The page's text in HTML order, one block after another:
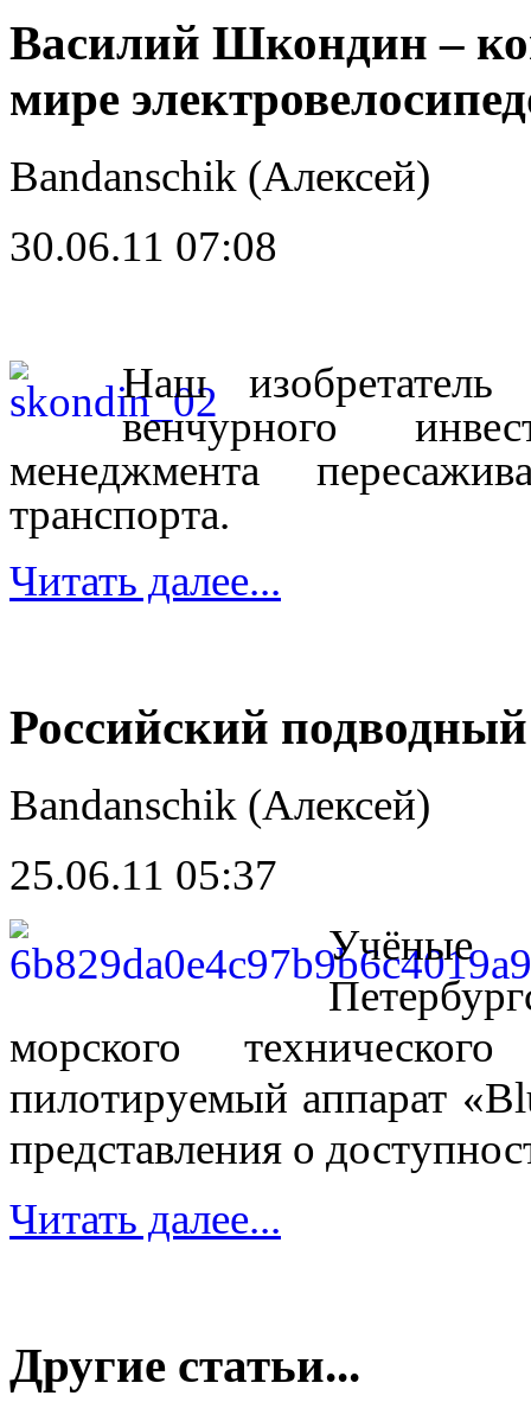
Василий Шкондин –
мире
Bandanschik (Алексей)
30.06.11 07:08
Наш
венчурного
менеджмента
транспорта.
Читать далее...
Российский
Bandanschik (Алексей)
25.06.11 05:37
Учёные
морского
пилотируемый аппарат
представления о
Читать далее...
Другие статьи...